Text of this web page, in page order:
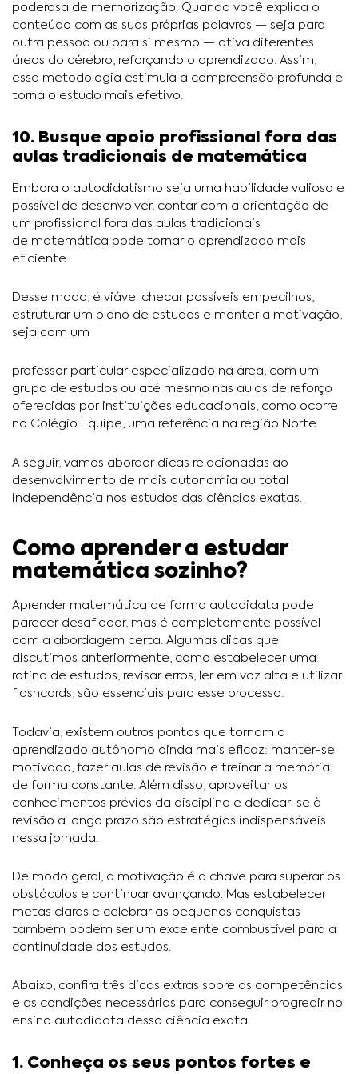
poderosa de memorização. Quando você explica o
conteúdo com as suas próprias palavras — seja para
outra pessoa ou para si mesmo — ativa diferentes
áreas do cérebro, reforçando o aprendizado. Assim,
essa metodologia estimula a compreensão profunda e
torna o estudo mais efetivo.
10. Busque apoio profissional fora das
aulas tradicionais de matemática
Embora o autodidatismo seja uma habilidade valiosa e
possível de desenvolver, contar com a orientação de
um profissional fora das aulas tradicionais
de matemática pode tornar o aprendizado mais
eficiente.
Desse modo, é viável checar possíveis empecilhos,
estruturar um plano de estudos e manter a motivação,
seja com um
professor particular especializado na área, com um
grupo de estudos ou até mesmo nas aulas de reforço
oferecidas por instituições educacionais, como ocorre
no Colégio Equipe, uma referência na região Norte.
A seguir, vamos abordar dicas relacionadas ao
desenvolvimento de mais autonomia ou total
independência nos estudos das ciências exatas.
Como aprender a estudar
matemática sozinho?
Aprender matemática de forma autodidata pode
parecer desafiador, mas é completamente possível
com a abordagem certa. Algumas dicas que
discutimos anteriormente, como estabelecer uma
rotina de estudos, revisar erros, ler em voz alta e utilizar
flashcards, são essenciais para esse processo.
Todavia, existem outros pontos que tornam o
aprendizado autônomo ainda mais eficaz: manter-se
motivado, fazer aulas de revisão e treinar a memória
de forma constante. Além disso, aproveitar os
conhecimentos prévios da disciplina e dedicar-se à
revisão a longo prazo são estratégias indispensáveis
nessa jornada.
De modo geral, a motivação é a chave para superar os
obstáculos e continuar avançando. Mas estabelecer
metas claras e celebrar as pequenas conquistas
também podem ser um excelente combustível para a
continuidade dos estudos.
Abaixo, confira três dicas extras sobre as competências
e as condições necessárias para conseguir progredir no
ensino autodidata dessa ciência exata.
1. Conheça os seus pontos fortes e